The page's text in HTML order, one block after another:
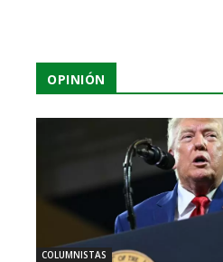
OPINIÓN
COLUMNISTAS